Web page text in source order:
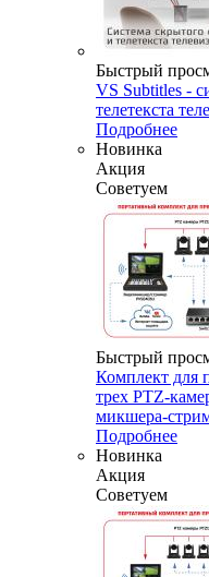
Быстрый
VS Subtitles -
телетекста
Подробнее
Новинка
Акция
Советуем
Быстрый
Комплект для
трех PTZ-
микшера-
Подробнее
Новинка
Акция
Советуем